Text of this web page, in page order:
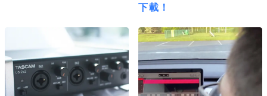
下載！